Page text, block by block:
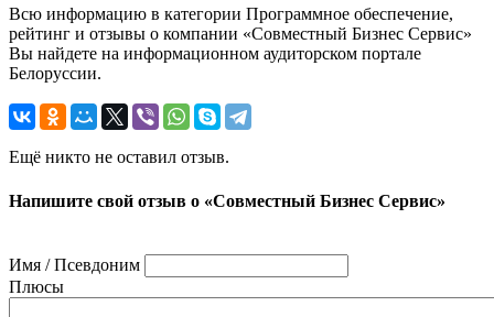
Всю информацию в категории Программное обеспечение,
рейтинг и отзывы о компании «Совместный Бизнес Сервис»
Вы найдете на информационном аудиторском портале
Белоруссии.
Ещё никто не оставил отзыв.
Напишите свой отзыв о «Совместный Бизнес Сервис»
Имя / Псевдоним
Плюсы